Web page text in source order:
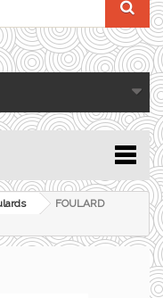
FOULARD